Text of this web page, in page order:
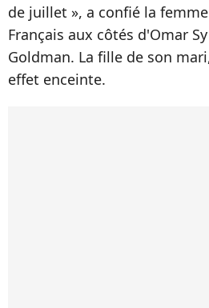
de juillet », a confié la
Français aux côtés d'Omar
Goldman. La fille de son
effet enceinte.